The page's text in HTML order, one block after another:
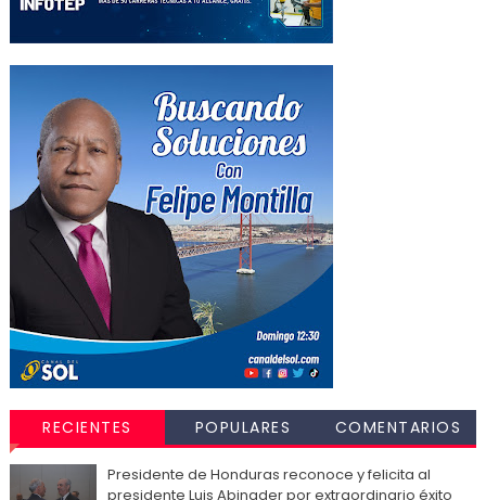
RECIENTES POPULARES COMENTARIOS
Presidente de Honduras reconoce y felicita al
presidente Luis Abinader por extraordinario éxito